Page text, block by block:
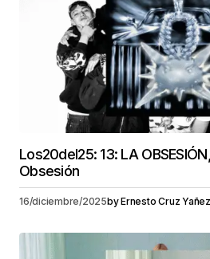
Los20del25: 13: LA
Obsesión
16/diciembre/2025byErnesto Cruz Yañez